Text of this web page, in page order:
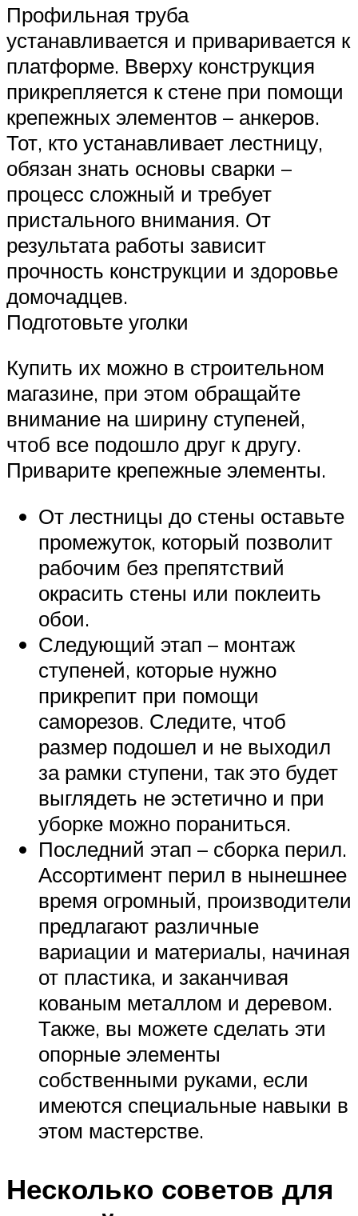
Профильная труба
устанавливается и приваривается к
платформе. Вверху конструкция
прикрепляется к стене при помощи
крепежных элементов – анкеров.
Тот, кто устанавливает лестницу,
обязан знать основы сварки –
процесс сложный и требует
пристального внимания. От
результата работы зависит
прочность конструкции и здоровье
домочадцев.
Подготовьте уголки
Купить их можно в строительном
магазине, при этом обращайте
внимание на ширину ступеней,
чтоб все подошло друг к другу.
Приварите крепежные элементы.
От лестницы до стены оставьте
промежуток, который позволит
рабочим без препятствий
окрасить стены или поклеить
обои.
Следующий этап – монтаж
ступеней, которые нужно
прикрепит при помощи
саморезов. Следите, чтоб
размер подошел и не выходил
за рамки ступени, так это будет
выглядеть не эстетично и при
уборке можно пораниться.
Последний этап – сборка перил.
Ассортимент перил в нынешнее
время огромный, производители
предлагают различные
вариации и материалы, начиная
от пластика, и заканчивая
кованым металлом и деревом.
Также, вы можете сделать эти
опорные элементы
собственными руками, если
имеются специальные навыки в
этом мастерстве.
Несколько советов для